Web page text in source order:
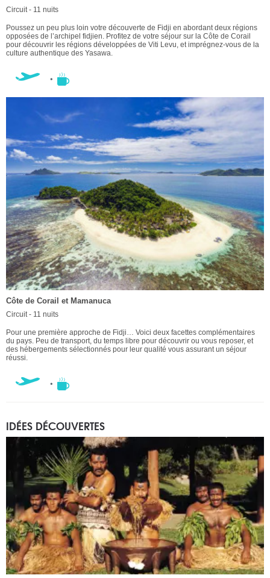
Circuit - 11 nuits
Poussez un peu plus loin votre découverte de Fidji en abordant deux régions
opposées de l’archipel fidjien. Profitez de votre séjour sur la Côte de Corail
pour découvrir les régions développées de Viti Levu, et imprégnez-vous de la
culture authentique des Yasawa.
Côte de Corail et Mamanuca
Circuit - 11 nuits
Pour une première approche de Fidji… Voici deux facettes complémentaires
du pays. Peu de transport, du temps libre pour découvrir ou vous reposer, et
des hébergements sélectionnés pour leur qualité vous assurant un séjour
réussi.
IDÉES DÉCOUVERTES